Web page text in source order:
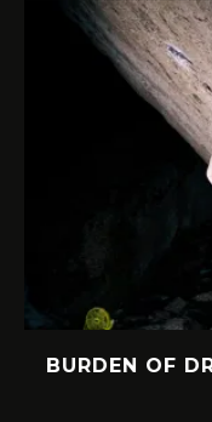
BURDEN OF